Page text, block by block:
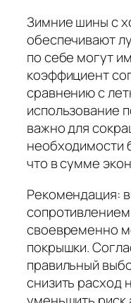
Зимние шины с
обеспечивают
по себе могут
коэффициент
сравнению с
использование
важно для
необходимости
что в сумме
Рекомендация:
своевременно
покрышки.
правильный
снизить расход